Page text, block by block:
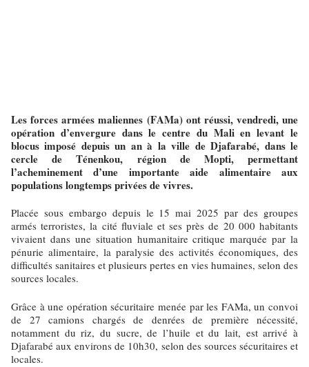
Les forces armées maliennes (FAMa) ont réussi, vendredi, une
opération d’envergure dans le centre du Mali en levant le
blocus imposé depuis un an à la ville de Djafarabé, dans le
cercle de Ténenkou, région de Mopti, permettant
l’acheminement d’une importante aide alimentaire aux
populations longtemps privées de vivres.
Placée sous embargo depuis le 15 mai 2025 par des groupes
armés terroristes, la cité fluviale et ses près de 20 000 habitants
vivaient dans une situation humanitaire critique marquée par la
pénurie alimentaire, la paralysie des activités économiques, des
difficultés sanitaires et plusieurs pertes en vies humaines, selon des
sources locales.
Grâce à une opération sécuritaire menée par les FAMa, un convoi
de 27 camions chargés de denrées de première nécessité,
notamment du riz, du sucre, de l’huile et du lait, est arrivé à
Djafarabé aux environs de 10h30, selon des sources sécuritaires et
locales.